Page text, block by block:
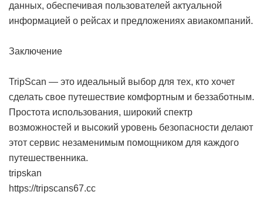
данных, обеспечивая пользователей актуальной
информацией о рейсах и предложениях авиакомпаний.
Заключение
TripScan — это идеальный выбор для тех, кто хочет
сделать свое путешествие комфортным и беззаботным.
Простота использования, широкий спектр
возможностей и высокий уровень безопасности делают
этот сервис незаменимым помощником для каждого
путешественника.
tripskan
https://tripscans67.cc